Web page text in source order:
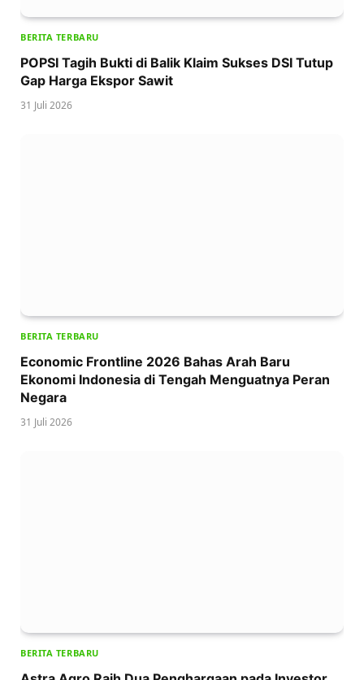
BERITA TERBARU
POPSI Tagih Bukti di Balik Klaim Sukses DSI Tutup
Gap Harga Ekspor Sawit
31 Juli 2026
BERITA TERBARU
Economic Frontline 2026 Bahas Arah Baru
Ekonomi Indonesia di Tengah Menguatnya Peran
Negara
31 Juli 2026
BERITA TERBARU